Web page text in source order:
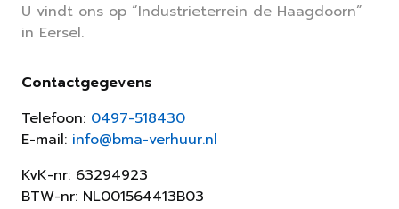
U vindt ons op “Industrieterrein de Haagdoorn”
in Eersel.
Contactgegevens
Telefoon: 0497-518430
E-mail: info@bma-verhuur.nl
KvK-nr: 63294923
BTW-nr: NL001564413B03